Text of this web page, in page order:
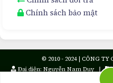
Chính sách bảo mật
© 2010 - 2024 | CÔNG
Đại diện: Nguyễn Nam Duy |
Trần Cung, Phường Nghĩa Tân,